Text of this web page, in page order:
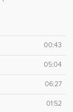
00:43
05:04
06:27
01:52